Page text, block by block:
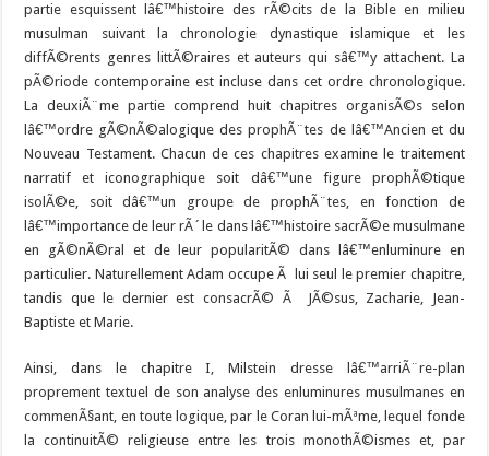
partie esquissent lâ€™histoire des rÃ©cits de la Bible en milieu
musulman suivant la chronologie dynastique islamique et les
diffÃ©rents genres littÃ©raires et auteurs qui sâ€™y attachent. La
pÃ©riode contemporaine est incluse dans cet ordre chronologique.
La deuxiÃ¨me partie comprend huit chapitres organisÃ©s selon
lâ€™ordre gÃ©nÃ©alogique des prophÃ¨tes de lâ€™Ancien et du
Nouveau Testament. Chacun de ces chapitres examine le traitement
narratif et iconographique soit dâ€™une figure prophÃ©tique
isolÃ©e, soit dâ€™un groupe de prophÃ¨tes, en fonction de
lâ€™importance de leur rÃ´le dans lâ€™histoire sacrÃ©e musulmane
en gÃ©nÃ©ral et de leur popularitÃ© dans lâ€™enluminure en
particulier. Naturellement Adam occupe Ã lui seul le premier chapitre,
tandis que le dernier est consacrÃ© Ã JÃ©sus, Zacharie, Jean-
Baptiste et Marie.
Ainsi, dans le chapitre I, Milstein dresse lâ€™arriÃ¨re-plan
proprement textuel de son analyse des enluminures musulmanes en
commenÃ§ant, en toute logique, par le Coran lui-mÃªme, lequel fonde
la continuitÃ© religieuse entre les trois monothÃ©ismes et, par